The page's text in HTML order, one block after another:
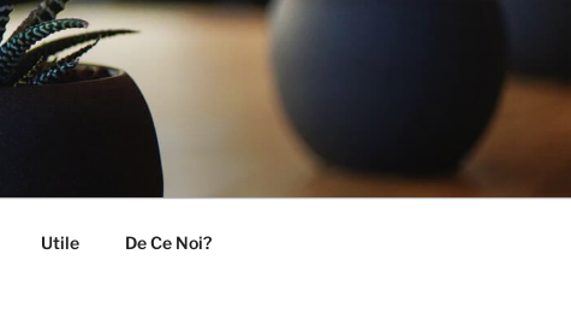
Utile De Ce Noi?